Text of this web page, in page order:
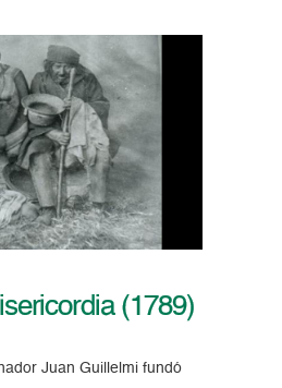
(1789)
Juan Guillelmi fundó